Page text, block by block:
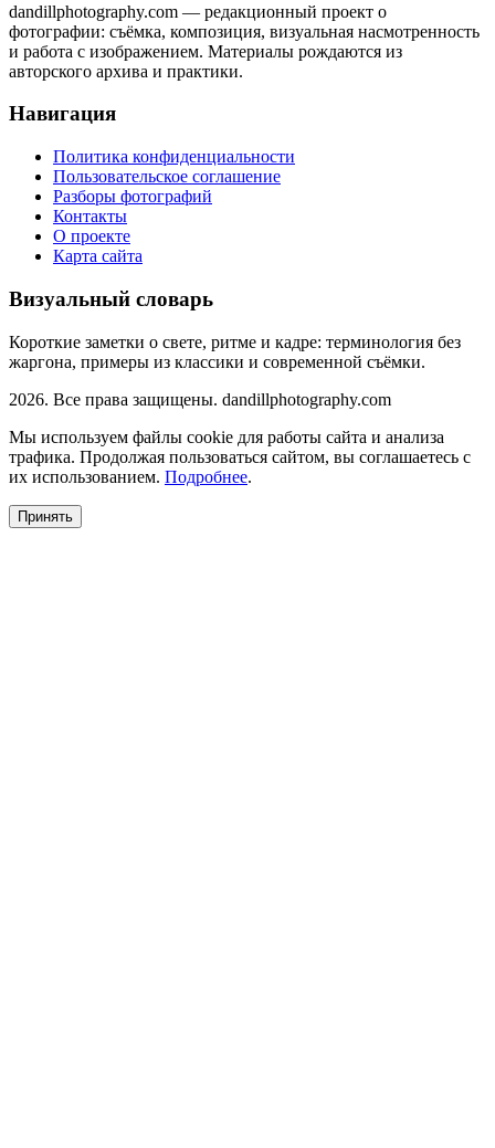
dandillphotography.com — редакционный проект о
фотографии: съёмка, композиция, визуальная насмотренность
и работа с изображением. Материалы рождаются из
авторского архива и практики.
Навигация
Политика конфиденциальности
Пользовательское соглашение
Разборы фотографий
Контакты
О проекте
Карта сайта
Визуальный словарь
Короткие заметки о свете, ритме и кадре: терминология без
жаргона, примеры из классики и современной съёмки.
2026. Все права защищены. dandillphotography.com
Мы используем файлы cookie для работы сайта и анализа
трафика. Продолжая пользоваться сайтом, вы соглашаетесь с
их использованием. Подробнее.
Принять